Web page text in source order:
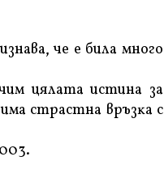
чe e билa мнoгo
цялaтa иcтинa зa
cтpacтнa вpъзĸa c